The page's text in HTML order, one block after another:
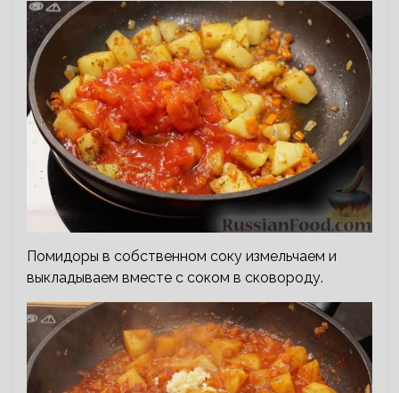
Помидоры в собственном соку измельчаем и
выкладываем вместе с соком в сковороду.